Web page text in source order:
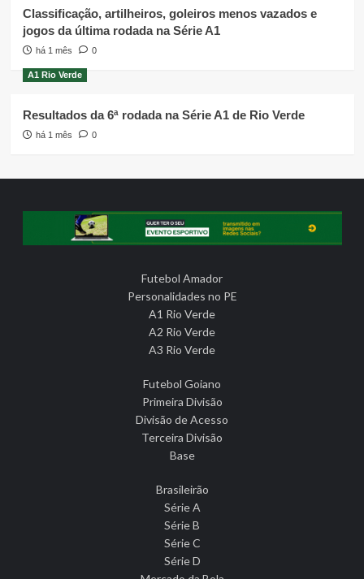
Classificação, artilheiros, goleiros menos vazados e
jogos da última rodada na Série A1
há 1 mês 0
A1 Rio Verde
Resultados da 6ª rodada na Série A1 de Rio Verde
há 1 mês 0
Futebol Amador
Personalidades no PE
A1 Rio Verde
A2 Rio Verde
A3 Rio Verde
Futebol Goiano
Primeira Divisão
Divisão de Acesso
Terceira Divisão
Base
Brasileirão
Série A
Série B
Série C
Série D